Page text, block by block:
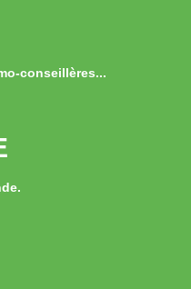
conseillères...